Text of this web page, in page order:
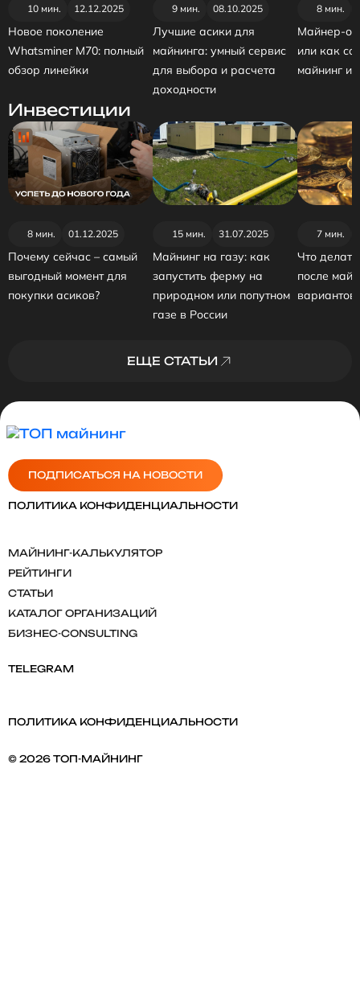
10 мин. 12.12.2025
Новое поколение
Whatsminer M70: полный
обзор линейки
9 мин. 08.10.2025
Лучшие асики для
майнинга: умный сервис
для выбора и расчета
доходности
8 мин.
Майнер-
или как
майнинг и
Инвестиции
8 мин. 01.12.2025
Почему сейчас – самый
выгодный момент для
покупки асиков?
15 мин. 31.07.2025
Майнинг на газу: как
запустить ферму на
природном или попутном
газе в России
7 мин.
Что
после
вариантов
ЕЩЕ СТАТЬИ
ПОДПИСАТЬСЯ НА НОВОСТИ
ПОЛИТИКА КОНФИДЕНЦИАЛЬНОСТИ
MАЙНИНГ-КАЛЬКУЛЯТОР
РЕЙТИНГИ
СТАТЬИ
КАТАЛОГ ОРГАНИЗАЦИЙ
БИЗНЕС-CONSULTING
TELEGRAM
ПОЛИТИКА КОНФИДЕНЦИАЛЬНОСТИ
© 2026 ТОП-МАЙНИНГ